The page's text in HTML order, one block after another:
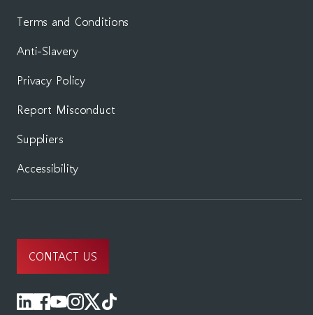
Terms and Conditions
Anti-Slavery
Privacy Policy
Report Misconduct
Suppliers
Accessibility
CONTACT US